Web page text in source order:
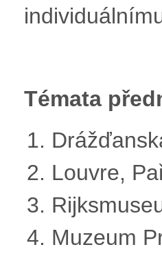
Témata
Louvre,
Muzeum